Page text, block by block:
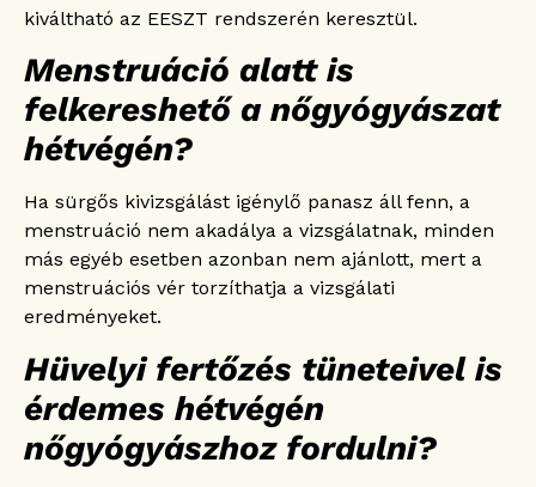
kiváltható az EESZT rendszerén keresztül.
Menstruáció alatt is
felkereshető a nőgyógyászat
hétvégén?
Ha sürgős kivizsgálást igénylő panasz áll fenn, a
menstruáció nem akadálya a vizsgálatnak, minden
más egyéb esetben azonban nem ajánlott, mert a
menstruációs vér torzíthatja a vizsgálati
eredményeket.
Hüvelyi fertőzés tüneteivel is
érdemes hétvégén
nőgyógyászhoz fordulni?